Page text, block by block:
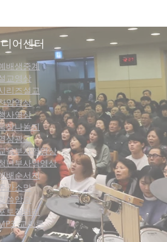
어센터
배생중계
교영상
리즈설교
양영상
사영상
상나눔지
상광고
육부사역영상
년부사역영상
배순서지
간소망
씀암송
토갤러리
교회론